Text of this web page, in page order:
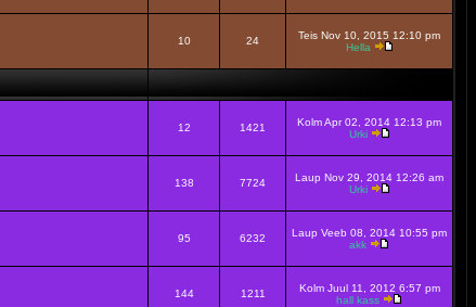
10 24
Teis Nov 10, 2015 12:10 pm
Hella
12 1421
Kolm Apr 02, 2014 12:13 pm
Urki
138 7724
Laup Nov 29, 2014 12:26 am
Urki
95 6232
Laup Veeb 08, 2014 10:55 pm
akk
144 1211
Kolm Juul 11, 2012 6:57 pm
hall kass